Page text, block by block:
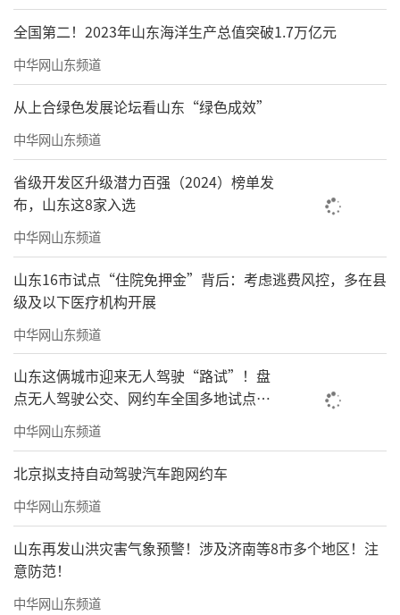
全国第二！2023年山东海洋生产总值突破1.7万亿元
中华网山东频道
从上合绿色发展论坛看山东“绿色成效”
中华网山东频道
省级开发区升级潜力百强（2024）榜单发
布，山东这8家入选
中华网山东频道
山东16市试点“住院免押金”背后：考虑逃费风控，多在县
级及以下医疗机构开展
中华网山东频道
山东这俩城市迎来无人驾驶“路试”！盘
点无人驾驶公交、网约车全国多地试点之
路
中华网山东频道
北京拟支持自动驾驶汽车跑网约车
中华网山东频道
山东再发山洪灾害气象预警！涉及济南等8市多个地区！注
意防范！
中华网山东频道